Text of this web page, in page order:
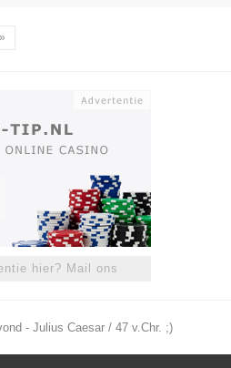
hier? Mail ons
- Julius Caesar / 47 v.Chr. ;)